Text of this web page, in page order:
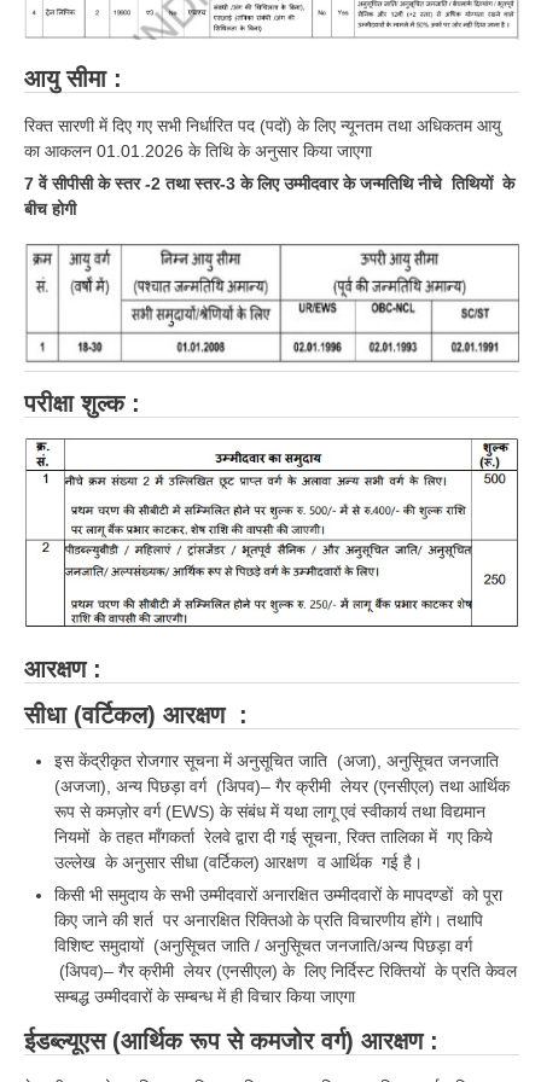
ALP Notification
Psychological Tests
RRB NTPC
RRB NTPC PDF Notes
RRB NTPC PAPERS
RRB NTPC Notification 2025
RRB NTPC (CBT-1) Exam
RRB NTPC (CBT-2) Exam
RRB NTPC Syllabus
RRB NTPC Eligibility
RRB NTPC Medical Standards
RRB NTPC रेल्वे भर्ती बोर्ड
Group-D
Group-D Exam Paper
रेलवे ग्रुप -डी परीक्षा
PAPERS
RRB NTPC (Tier-1) Papers
आयु सीमा :
रिक्त सारणी में दिए गए सभी निर्धारित पद (पदों) के लिए न्यूनतम तथा अधिकतम आयु
का आकलन 01.01.2026 के तिथि के अनुसार किया जाएगा
7 वें सीपीसी के स्तर -2 तथा स्तर-3 के लिए उम्मीदवार के जन्मतिथि नीचे तिथियों के
बीच होगी
परीक्षा शुल्क :
आरक्षण :
सीधा (वर्टिकल) आरक्षण :
इस केंद्रीकृत रोजगार सूचना में अनुसूचित जाति (अजा), अनुसूिचत जनजाति
(अजजा), अन्य पिछड़ा वर्ग (अिपव)– गैर क्रीमी लेयर (एनसीएल) तथा आर्थिक
रूप से कमज़ोर वर्ग (EWS) के संबंध में यथा लागू एवं स्वीकार्य तथा विद्यमान
नियमों के तहत माँगकर्ता रेलवे द्वारा दी गई सूचना, रिक्त तालिका में गए किये
उल्लेख के अनुसार सीधा (वर्टिकल) आरक्षण व आर्थिक गई है।
किसी भी समुदाय के सभी उम्मीदवारों अनारक्षित उम्मीदवारों के मापदण्डों को पूरा
किए जाने की शर्त पर अनारक्षित रिक्तिओ के प्रति विचारणीय होंगे। तथापि
विशिष्ट समुदायों (अनुसूिचत जाति / अनुसूिचत जनजाति/अन्य पिछड़ा वर्ग
(अिपव)– गैर क्रीमी लेयर (एनसीएल) के लिए निर्दिस्ट रिक्तियों के प्रति केवल
सम्बद्ध उम्मीदवारों के सम्बन्ध में ही विचार किया जाएगा
ईडब्ल्यूएस (आर्थिक रूप से कमजोर वर्ग) आरक्षण :